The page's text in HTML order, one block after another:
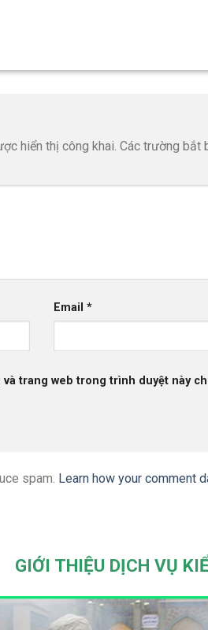
hiển thị công khai. Các trường bắt
Email *
và trang web trong trình duyệt này
spam. Learn how your comment
GIỚI THIỆU DỊCH VỤ